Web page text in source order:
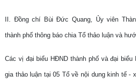
II. Đồng chí Bùi Đức Quang, Ủy viên
thành phố thông báo chia Tổ thảo luận và
Các vị đại biểu HĐND thành phố và đại
gia thảo luận tại 05 Tổ về nội dung kinh tế -